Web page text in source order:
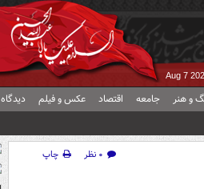
Aug 7
و هنر جامعه اقتصاد عکس و فیلم دیدگاه
۰ نظر
چاپ